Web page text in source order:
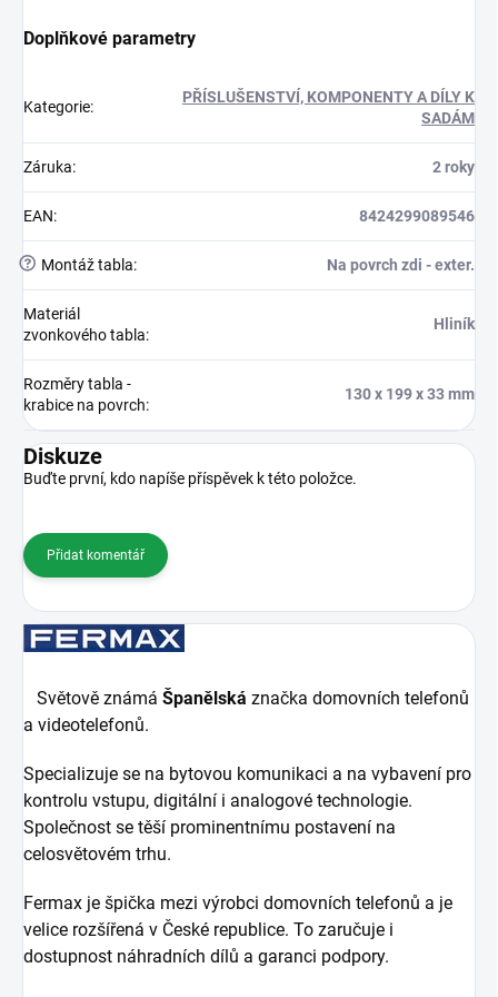
Doplňkové parametry
Kategorie:
PŘÍSLUŠENSTVÍ, KOMPONENTY A DÍLY K
SADÁM
Záruka: 2 roky
EAN: 8424299089546
? Montáž tabla: Na povrch zdi - exter.
Materiál
zvonkového tabla:
Hliník
Rozměry tabla -
krabice na povrch:
130 x 199 x 33 mm
Diskuze
Buďte první, kdo napíše příspěvek k této položce.
Přidat komentář
Světově známá Španělská značka domovních telefonů
a videotelefonů.
Specializuje se na bytovou komunikaci a na vybavení pro
kontrolu vstupu, digitální i analogové technologie.
Společnost se těší prominentnímu postavení na
celosvětovém trhu.
Fermax je špička mezi výrobci domovních telefonů a je
velice rozšířená v České republice. To zaručuje i
dostupnost náhradních dílů a garanci podpory.